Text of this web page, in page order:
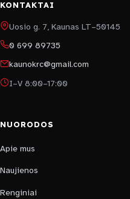
KONTAKTAI
Uosio g. 7, Kaunas LT–50145
0 699 89735
kaunokrc@gmail.com
I–V 8:00–17:00
NUORODOS
Apie mus
Naujienos
Renginiai